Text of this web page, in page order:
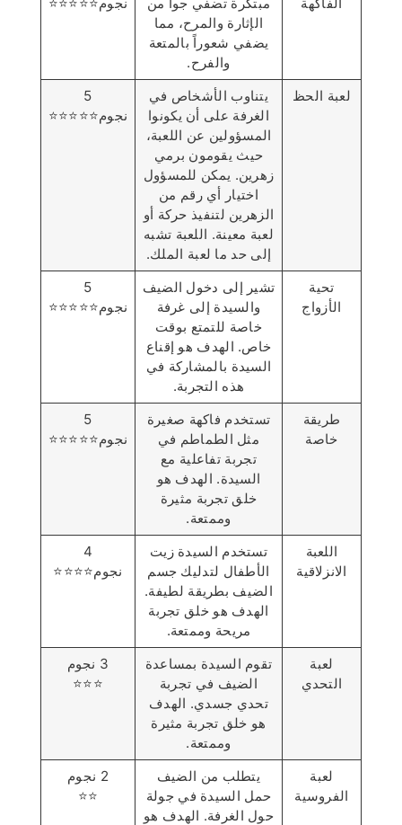
الإثارة والمرح، مما
يضفي شعوراً بالمتعة
والفرح.
لعبة الحظ
يتناوب الأشخاص في
الغرفة على أن يكونوا
المسؤولين عن اللعبة،
حيث يقومون برمي
زهرين. يمكن للمسؤول
اختيار أي رقم من
الزهرين لتنفيذ حركة أو
لعبة معينة. اللعبة تشبه
إلى حد ما لعبة الملك.
5
نجوم⭐️⭐️⭐️⭐️⭐️
تحية
الأزواج
تشير إلى دخول الضيف
والسيدة إلى غرفة
خاصة للتمتع بوقت
خاص. الهدف هو إقناع
السيدة بالمشاركة في
هذه التجربة.
5
نجوم⭐️⭐️⭐️⭐️⭐️
طريقة
خاصة
تستخدم فاكهة صغيرة
مثل الطماطم في
تجربة تفاعلية مع
السيدة. الهدف هو
خلق تجربة مثيرة
وممتعة.
5
نجوم⭐️⭐️⭐️⭐️⭐️
اللعبة
الانزلاقية
تستخدم السيدة زيت
الأطفال لتدليك جسم
الضيف بطريقة لطيفة.
الهدف هو خلق تجربة
مريحة وممتعة.
4
نجوم⭐️⭐️⭐️⭐️
لعبة
التحدي
تقوم السيدة بمساعدة
الضيف في تجربة
تحدي جسدي. الهدف
هو خلق تجربة مثيرة
وممتعة.
3 نجوم
⭐️⭐️⭐️
لعبة
الفروسية
يتطلب من الضيف
حمل السيدة في جولة
حول الغرفة. الهدف هو
2 نجوم
⭐️⭐️